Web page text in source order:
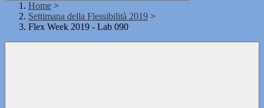
Home >
Settimana della Flessibilità 2019 >
Flex Week 2019 - Lab 090